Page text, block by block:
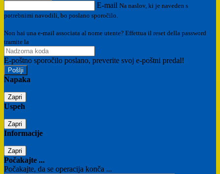
E-mail Na naslov, ki je naveden s
potrebnimi navodili, bo poslano sporočilo.
Non hai una e-mail associata al nome utente? Effettua il reset della password
tramite la
E-poštno sporočilo poslano, preverite svoj e-poštni predal!
Napaka
Zapri
Uspeh
Zapri
Informacije
Zapri
Počakajte ...
Počakajte, da se operacija konča ...